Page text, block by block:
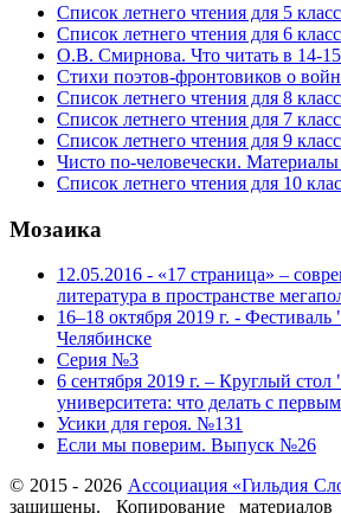
Список летнего чтения для 5
Список летнего чтения для 6
О.В. Смирнова. Что читать в 14-15
Стихи поэтов-фронтовиков о
Список летнего чтения для 8
Список летнего чтения для 7
Список летнего чтения для 9
Чисто по-человечески.
Список летнего чтения для 10
Мозаика
12.05.2016 - «17 страница» –
литература в пространстве
16–18 октября 2019 г. -
Челябинске
Серия №3
6 сентября 2019 г. – Круглый
университета: что делать с
Усики для героя. №131
Если мы поверим. Выпуск №26
© 2015 - 2026 Ассоциация «Гильдия
защищены. Копирование